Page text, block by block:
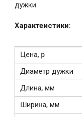
дужки.
Характеистики:
Цена, р
Диаметр дужки
Длина, мм
Ширина, мм